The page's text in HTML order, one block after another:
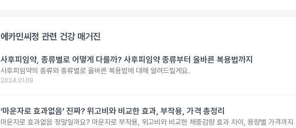
에카민씨정 관련 건강 매거진
사후피임약, 종류별로 어떻게 다를까? 사후피임약 종류부터 올바른 복용법까지
사후피임약의 종류와 종류별로 올바른 복용법에 대해 알려드릴게요.
2024.01.09
‘마운자로 효과없음’ 진짜? 위고비와 비교한 효과, 부작용, 가격 총정리
마운자로 효과없음 정말일까요? 마운자로 부작용, 위고비와 비교한 체중감량 효과 차이, 용량별 가격까지